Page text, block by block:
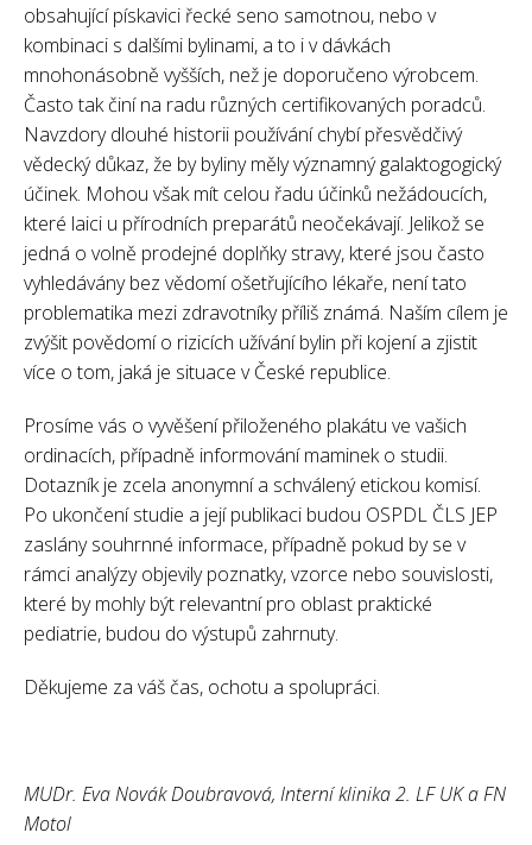
obsahující pískavici řecké seno samotnou, nebo v
kombinaci s dalšími bylinami, a to i v dávkách
mnohonásobně vyšších, než je doporučeno výrobcem.
Často tak činí na radu různých certifikovaných poradců.
Navzdory dlouhé historii používání chybí přesvědčivý
vědecký důkaz, že by byliny měly významný galaktogogický
účinek. Mohou však mít celou řadu účinků nežádoucích,
které laici u přírodních preparátů neočekávají. Jelikož se
jedná o volně prodejné doplňky stravy, které jsou často
vyhledávány bez vědomí ošetřujícího lékaře, není tato
problematika mezi zdravotníky příliš známá. Naším cílem je
zvýšit povědomí o rizicích užívání bylin při kojení a zjistit
více o tom, jaká je situace v České republice.
Prosíme vás o vyvěšení přiloženého plakátu ve vašich
ordinacích, případně informování maminek o studii.
Dotazník je zcela anonymní a schválený etickou komisí.
Po ukončení studie a její publikaci budou OSPDL ČLS JEP
zaslány souhrnné informace, případně pokud by se v
rámci analýzy objevily poznatky, vzorce nebo souvislosti,
které by mohly být relevantní pro oblast praktické
pediatrie, budou do výstupů zahrnuty.
Děkujeme za váš čas, ochotu a spolupráci.
MUDr. Eva Novák Doubravová, Interní klinika 2. LF UK a FN
Motol